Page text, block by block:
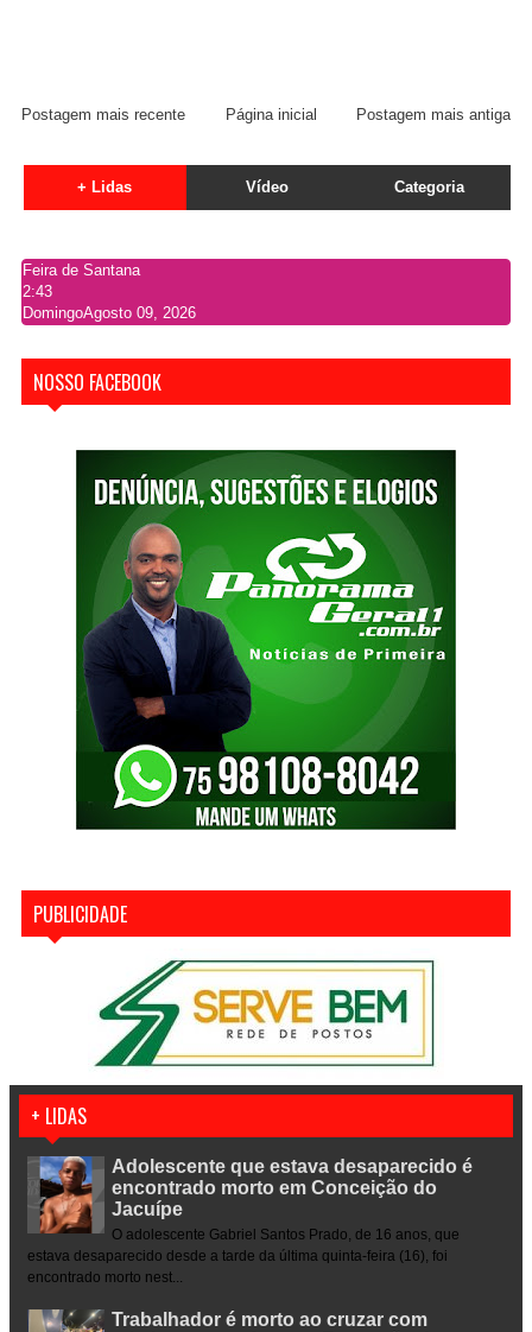
Postagem mais recente Postagem mais antiga
Página inicial
+ Lidas Vídeo Categoria
Feira de Santana
2:43
DomingoAgosto 09, 2026
NOSSO FACEBOOK
PUBLICIDADE
+ LIDAS
Adolescente que estava desaparecido é
encontrado morto em Conceição do
Jacuípe
O adolescente Gabriel Santos Prado, de 16 anos, que
estava desaparecido desde a tarde da última quinta-feira (16), foi
encontrado morto nest...
Trabalhador é morto ao cruzar com